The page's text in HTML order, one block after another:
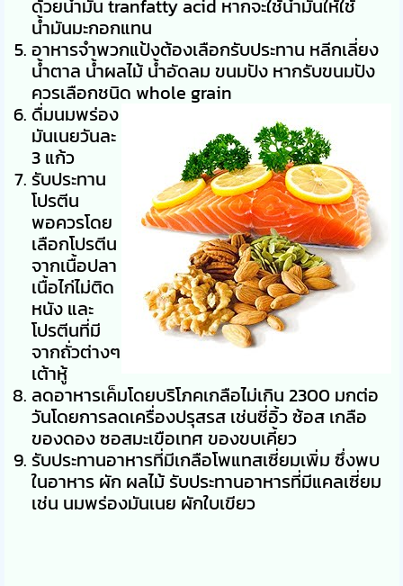
ด้วยน้ำมัน tranfatty acid หากจะใช้น้ำมันให้ใช้
น้ำมันมะกอกแทน
อาหารจำพวกแป้งต้องเลือกรับประทาน หลีกเลี่ยง
น้ำตาล น้ำผลไม้ น้ำอัดลม ขนมปัง หากรับขนมปัง
ควรเลือกชนิด whole grain
ดื่มนมพร่อง
มันเนยวันละ
3 แก้ว
รับประทาน
โปรตีน
พอควรโดย
เลือกโปรตีน
จากเนื้อปลา
เนื้อไก่ไม่ติด
หนัง และ
โปรตีนที่มี
จากถั่วต่างๆ
เต้าหู้
ลดอาหารเค็มโดยบริโภคเกลือไม่เกิน 2300 มกต่อ
วันโดยการลดเครื่องปรุสรส เช่นซี่อิ้ว ซ้อส เกลือ
ของดอง ซอสมะเขือเทศ ของขบเคี้ยว
รับประทานอาหารที่มีเกลือโพแทสเซี่ยมเพิ่ม ซึ่งพบ
ในอาหาร ผัก ผลไม้ รับประทานอาหารที่มีแคลเซี่ยม
เช่น นมพร่องมันเนย ผักใบเขียว